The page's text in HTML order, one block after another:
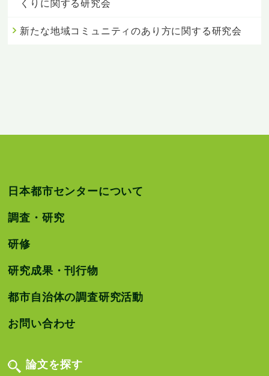
くりに関する研究会
新たな地域コミュニティのあり方に関する研究会
日本都市センターについて
調査・研究
研修
研究成果・刊行物
都市自治体の調査研究活動
お問い合わせ
論文を探す